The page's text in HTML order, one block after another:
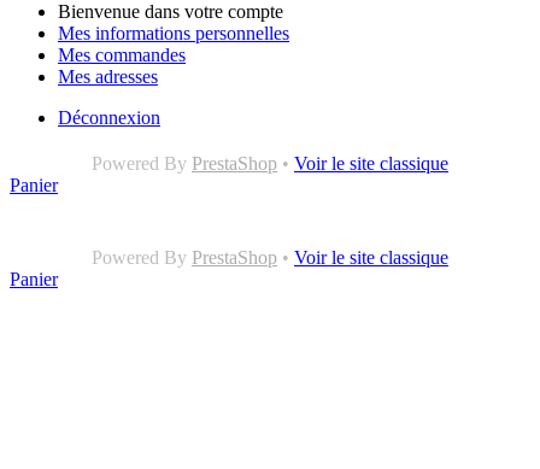
Bienvenue dans votre compte
Mes informations personnelles
Mes commandes
Mes adresses
Déconnexion
Powered By PrestaShop • Voir le site classique
Panier
Powered By PrestaShop • Voir le site classique
Panier